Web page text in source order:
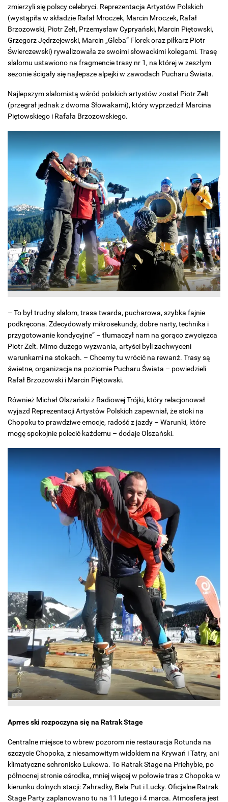
zmierzyli się polscy celebryci. Reprezentacja Artystów Polskich
(wystąpiła w składzie Rafał Mroczek, Marcin Mroczek, Rafał
Brzozowski, Piotr Zelt, Przemysław Cypryański, Marcin Piętowski,
Grzegorz Jędrzejewski, Marcin „Gleba” Florek oraz piłkarz Piotr
Świerczewski) rywalizowała ze swoimi słowackimi kolegami. Trasę
slalomu ustawiono na fragmencie trasy nr 1, na której w zeszłym
sezonie ścigały się najlepsze alpejki w zawodach Pucharu Świata.
Najlepszym slalomistą wśród polskich artystów został Piotr Zelt
(przegrał jednak z dwoma Słowakami), który wyprzedził Marcina
Piętowskiego i Rafała Brzozowskiego.
– To był trudny slalom, trasa twarda, pucharowa, szybka fajnie
podkręcona. Zdecydowały mikrosekundy, dobre narty, technika i
przygotowanie kondycyjne” – tłumaczył nam na gorąco zwycięzca
Piotr Zelt. Mimo dużego wyzwania, artyści byli zachwyceni
warunkami na stokach. – Chcemy tu wrócić na rewanż. Trasy są
świetne, organizacja na poziomie Pucharu Świata – powiedzieli
Rafał Brzozowski i Marcin Piętowski.
Również Michał Olszański z Radiowej Trójki, który relacjonował
wyjazd Reprezentacji Artystów Polskich zapewniał, że stoki na
Chopoku to prawdziwe emocje, radość z jazdy – Warunki, które
mogę spokojnie polecić każdemu – dodaje Olszański.
Aprres ski rozpoczyna się na Ratrak Stage
Centralne miejsce to wbrew pozorom nie restauracja Rotunda na
szczycie Chopoka, z niesamowitym widokiem na Krywań i Tatry, ani
klimatyczne schronisko Lukowa. To Ratrak Stage na Priehybie, po
północnej stronie ośrodka, mniej więcej w połowie tras z Chopoka w
kierunku dolnych stacji: Zahradky, Bela Put i Lucky. Oficjalne Ratrak
Stage Party zaplanowano tu na 11 lutego i 4 marca. Atmosfera jest